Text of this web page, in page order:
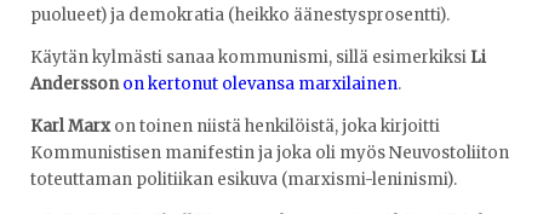
puolueet) ja demokratia (heikko äänestysprosentti).
Käytän kylmästi sanaa kommunismi, sillä esimerkiksi Li
Andersson on kertonut olevansa marxilainen.
Karl Marxon toinen niistä henkilöistä, joka kirjoitti
Kommunistisen manifestin ja joka oli myös Neuvostoliiton
toteuttaman politiikan esikuva (marxismi-leninismi).